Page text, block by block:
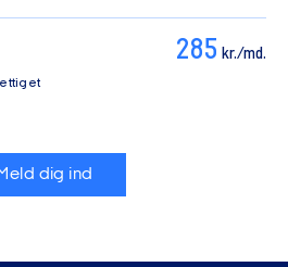
285 kr./md.
dig ind